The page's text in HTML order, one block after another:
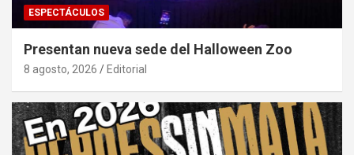
ESPECTÁCULOS
Presentan nueva sede del Halloween Zoo
8 agosto, 2026 Editorial